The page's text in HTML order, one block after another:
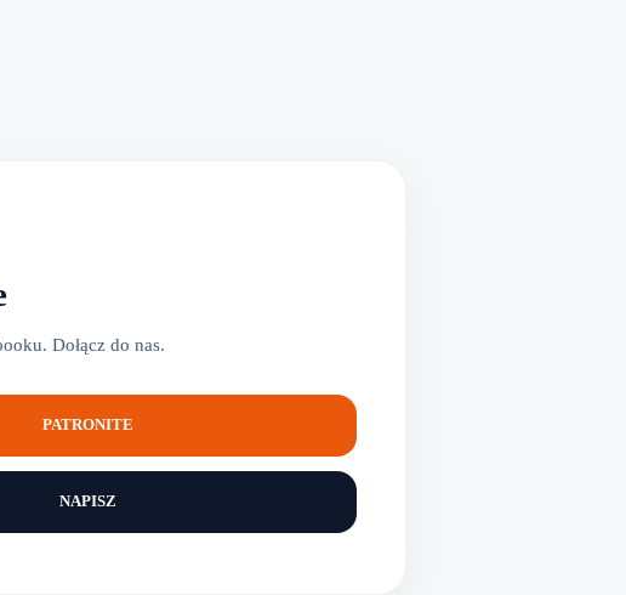
Dołącz do nas.
PATRONITE
NAPISZ